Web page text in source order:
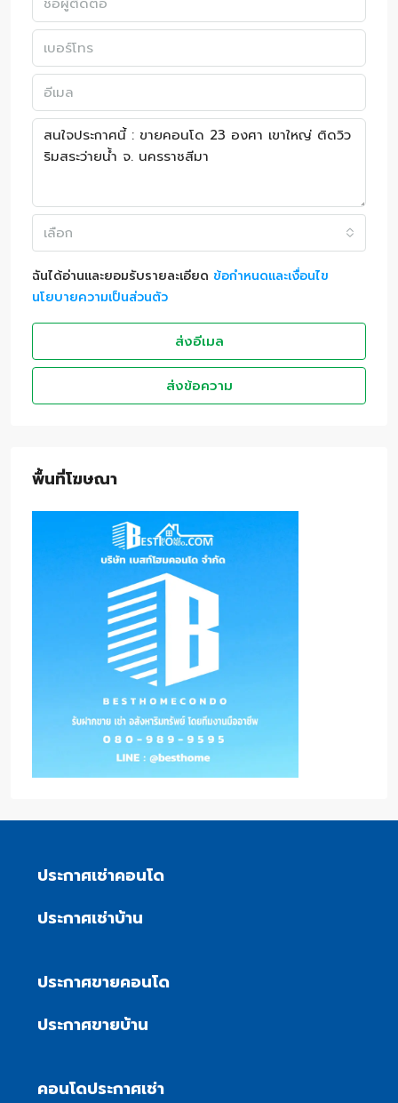
เลือก
ฉันได้อ่านและยอมรับรายละเอียด ข้อกำหนดและเงื่อนไข
นโยบายความเป็นส่วนตัว
ส่งอีเมล
ส่งข้อความ
พื้นที่โฆษณา
ประกาศเช่าคอนโด
ประกาศเช่าบ้าน
ประกาศขายคอนโด
ประกาศขายบ้าน
คอนโดประกาศเช่า